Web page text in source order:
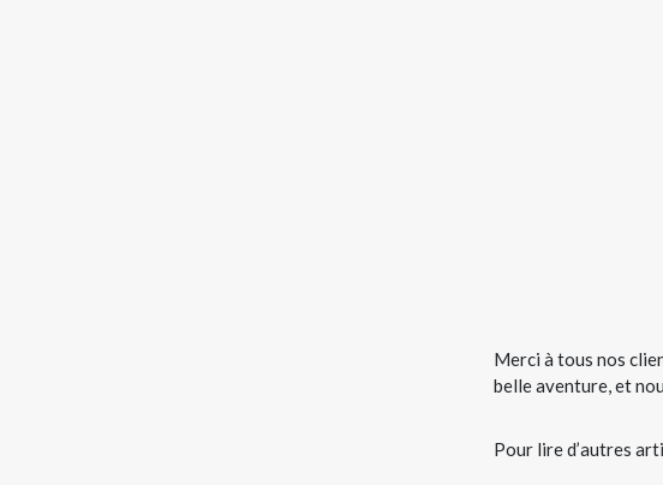
Merci à tous nos
belle aventure, et
Pour lire d’autres